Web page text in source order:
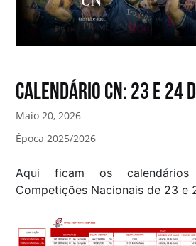
Calendário CN: 23 e 24
Maio 20, 2026
Época 2025/2026
Aqui ficam os
Competições Nacionais de 23 e